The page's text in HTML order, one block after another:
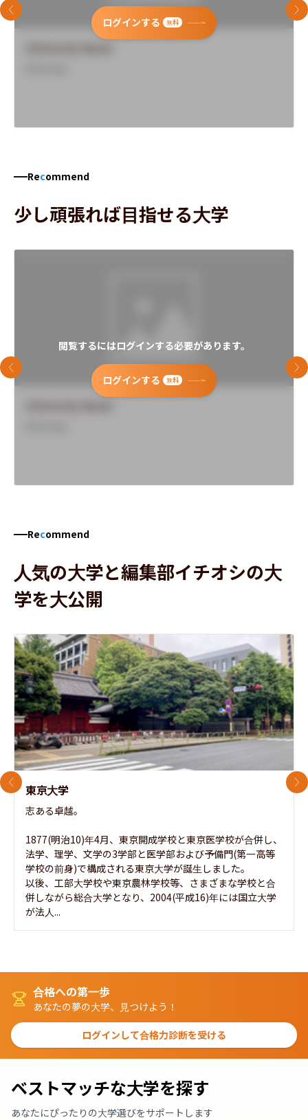
ログインする 無料
前のスライド 次
Recommend
少し頑張れば目指せる大学
閲覧するにはログインする必要があります。
ログインする 無料
前のスライド 次
Recommend
人気の大学と編集部イチオシの大
学を大公開
東京大学
志ある卓越。
1877(明治10)年4月、東京開成学校と東京医学校が合併し、
法学、理学、文学の3学部と医学部および予備門(第一高等
学校の前身)で構成される東京大学が誕生しました。
以後、工部大学校や東京農林学校等、さまざまな学校と合
併しながら総合大学となり、2004(平成16)年には国立大学
が法人...
前のスライド 次
合格への第一歩
あなたの夢の大学、見つけよう！
ログインして合格力診断を受ける
ベストマッチな大学を探す
あなたにぴったりの大学選びをサポートします